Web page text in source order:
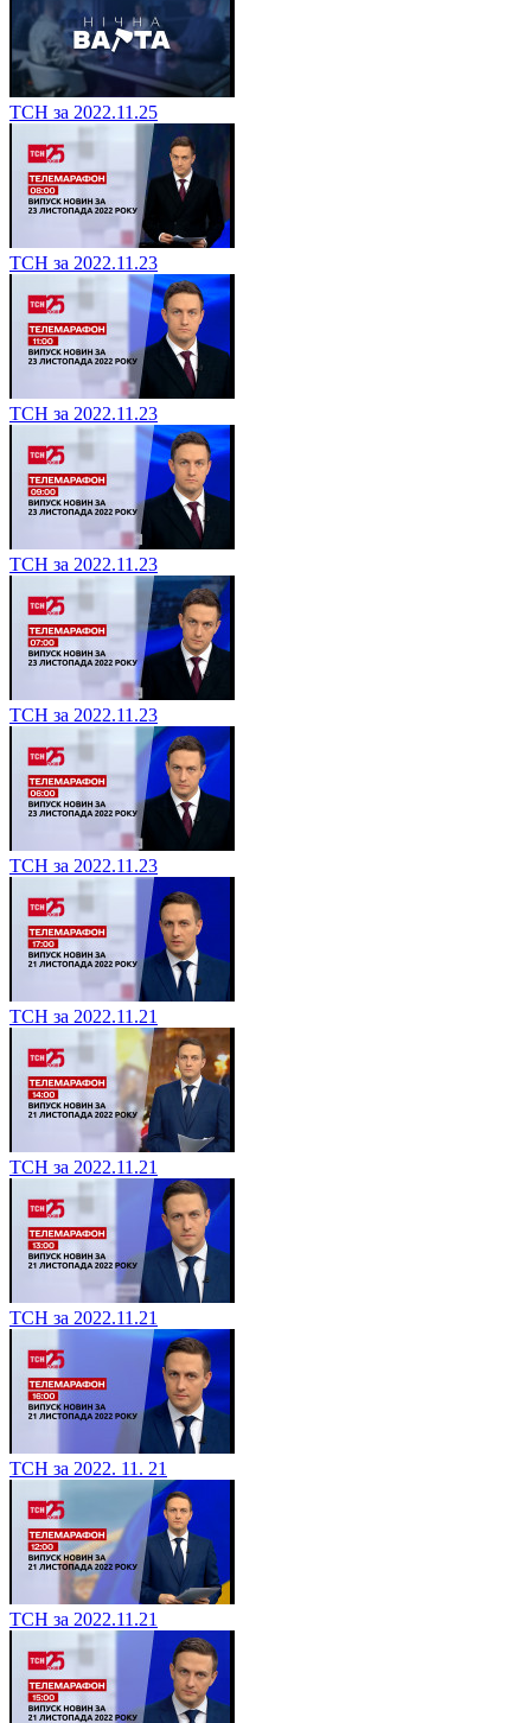
ТСН за 2022.11.25
ТСН за 2022.11.23
ТСН за 2022.11.23
ТСН за 2022.11.23
ТСН за 2022.11.23
ТСН за 2022.11.23
ТСН за 2022.11.21
ТСН за 2022.11.21
ТСН за 2022.11.21
ТСН за 2022. 11. 21
ТСН за 2022.11.21